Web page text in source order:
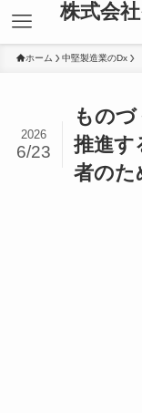
株式会
ホーム 中堅製造業のDx
もの
推進す
者のた
2026
6/23